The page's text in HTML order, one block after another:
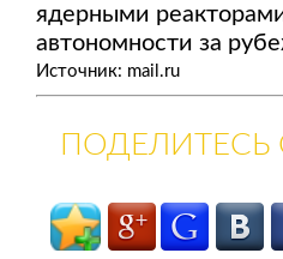
ядерными
автономности за
Источник: mail.ru